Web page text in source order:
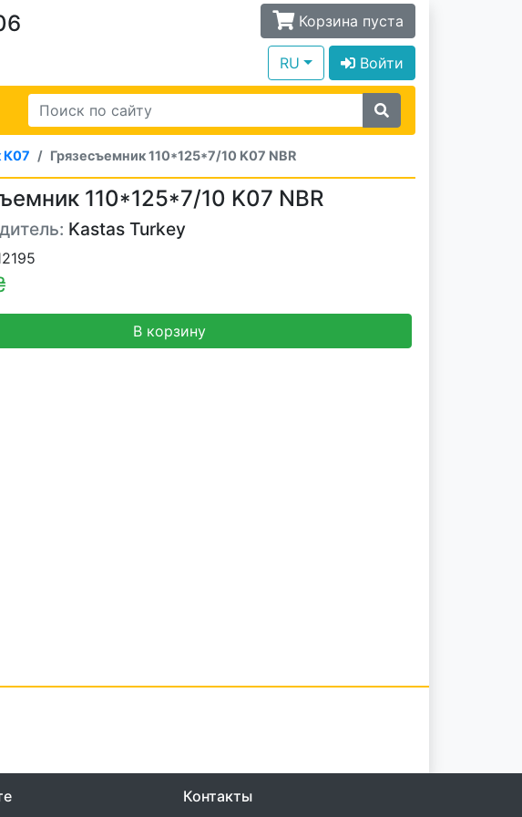
Корзина пуста
RU Войти
К07 Грязесъемник 110*125*7/10 K07 NBR
110*125*7/10 K07 NBR
Kastas Turkey
В корзину
Контакты